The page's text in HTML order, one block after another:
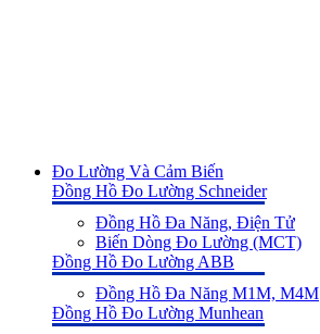
Đo Lường Và Cảm Biến
Đồng Hồ Đo Lường Schneider
Đồng Hồ Đa Năng, Điện Tử
Biến Dòng Đo Lường (MCT)
Đồng Hồ Đo Lường ABB
Đồng Hồ Đa Năng M1M, M4M
Đồng Hồ Đo Lường Munhean